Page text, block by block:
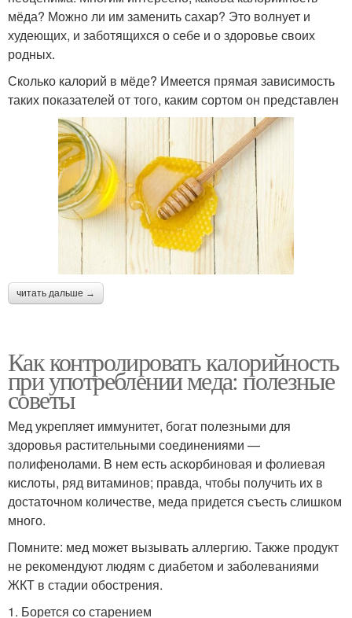
мёда? Можно ли им заменить сахар? Это волнует и
худеющих, и заботящихся о себе и о здоровье своих
родных.
Сколько калорий в мёде? Имеется прямая зависимость
таких показателей от того, каким сортом он представлен
читать дальше →
Как контролировать калорийность
при употреблении меда: полезные
советы
Мед укрепляет иммунитет, богат полезными для
здоровья растительными соединениями —
полифенолами. В нем есть аскорбиновая и фолиевая
кислоты, ряд витаминов; правда, чтобы получить их в
достаточном количестве, меда придется съесть слишком
много.
Помните: мед может вызывать аллергию. Также продукт
не рекомендуют людям с диабетом и заболеваниями
ЖКТ в стадии обострения.
1. Борется со старением